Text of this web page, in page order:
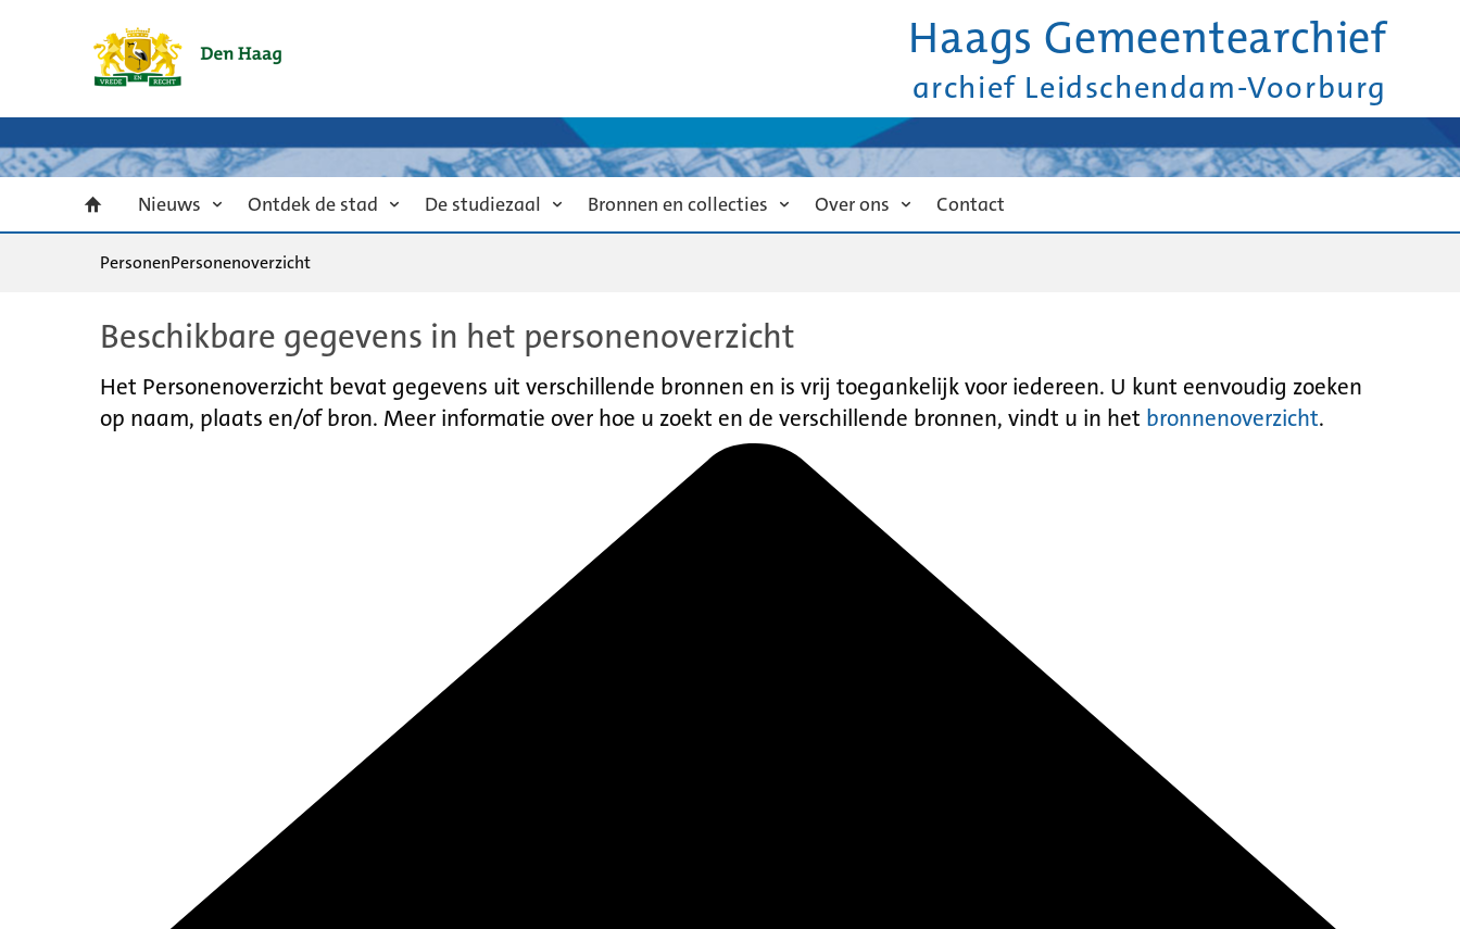
Haags Gemeentearchief
archief Leidschendam-Voorburg
Nieuws Ontdek de stad De studiezaal Bronnen en collecties Over ons Contact
PersonenPersonenoverzicht
Beschikbare gegevens in het personenoverzicht
Het Personenoverzicht bevat gegevens uit verschillende bronnen en is vrij toegankelijk voor iedereen. U kunt eenvoudig zoeken
op naam, plaats en/of bron. Meer informatie over hoe u zoekt en de verschillende bronnen, vindt u in het bronnenoverzicht.